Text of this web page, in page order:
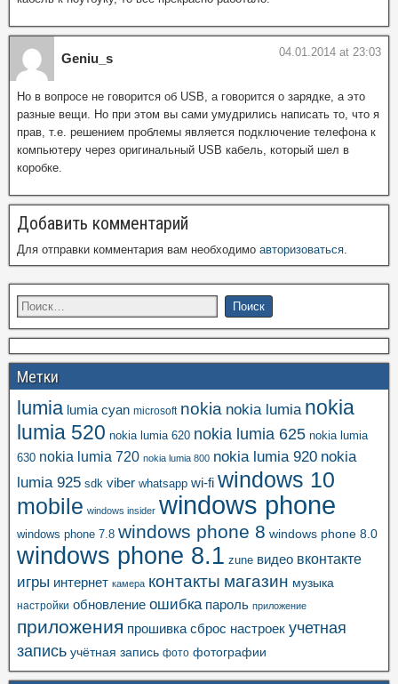
Geniu_s 04.01.2014 at 23:03
Но в вопросе не говорится об USB, а говорится о зарядке, а это
разные вещи. Но при этом вы сами умудрились написать то, что я
прав, т.е. решением проблемы является подключение телефона к
компьютеру через оригинальный USB кабель, который шел в
коробке.
Добавить комментарий
Для отправки комментария вам необходимо авторизоваться.
Метки
lumia lumia cyan microsoft nokia nokia lumia nokia
lumia 520 nokia lumia 620 nokia lumia 625 nokia lumia
630 nokia lumia 720 nokia lumia 800 nokia lumia 920 nokia
lumia 925 sdk viber whatsapp wi-fi windows 10
mobile windows insider windows phone
windows phone 7.8 windows phone 8 windows phone 8.0
windows phone 8.1 zune видео вконтакте
игры интернет камера контакты магазин музыка
настройки обновление ошибка пароль приложение
приложения прошивка сброс настроек учетная
запись учётная запись фото фотографии